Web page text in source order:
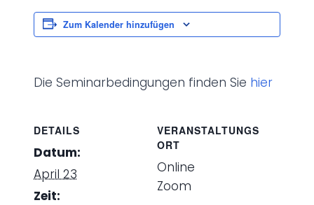
Zum Kalender hinzufügen
Die Seminarbedingungen finden Sie hier
DETAILS
Datum:
April 23
Zeit:
VERANSTALTUNGS
ORT
Online
Zoom